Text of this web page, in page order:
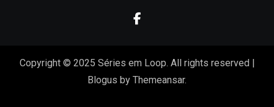
Copyright © 2025 Séries em Loop. All rights reserved |
Blogus by Themeansar.